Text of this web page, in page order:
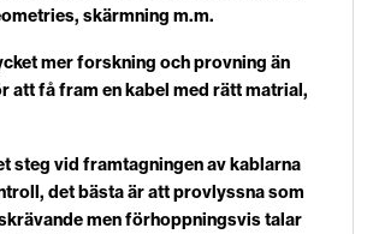
, skärmning m.m.
mer forskning och provning än
att få fram en kabel med rätt matrial,
steg vid framtagningen av kablarna
det bästa är att provlyssna som
men förhoppningsvis talar